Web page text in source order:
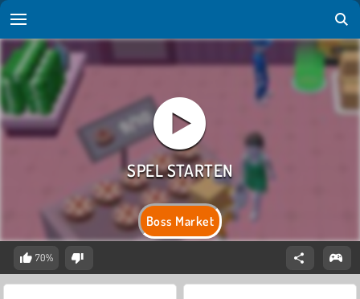
Boss Market
70%